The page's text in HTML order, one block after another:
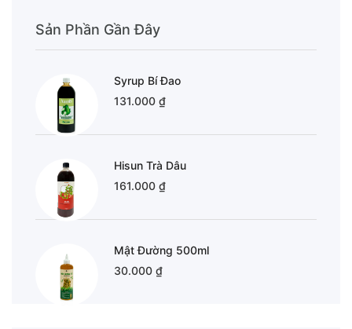
Sản Phần Gần Đây
Syrup Bí Đao
131.000 ₫
Hisun Trà Dâu
161.000 ₫
Mật Đường 500ml
30.000 ₫